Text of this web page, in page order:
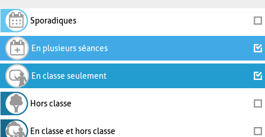
Sporadiques
En plusieurs séances
En classe seulement
Hors classe
En classe et hors classe